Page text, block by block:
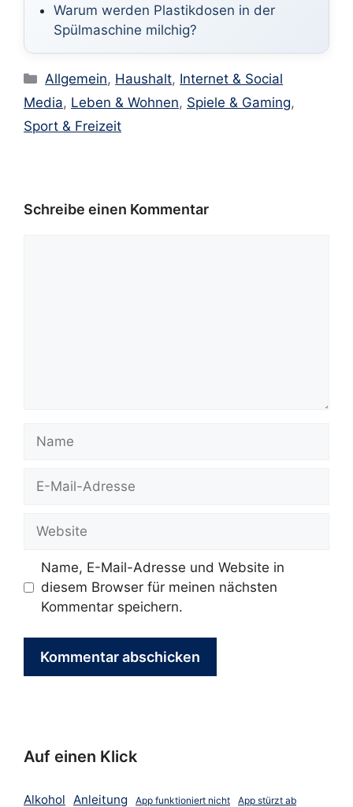
Warum werden Plastikdosen in der
Spülmaschine milchig?
Kategorien
Allgemein, Haushalt, Internet & Social
Media, Leben & Wohnen, Spiele & Gaming,
Sport & Freizeit
Schreibe einen Kommentar
Name
Website
Name, E-Mail-Adresse und Website in
diesem Browser für meinen nächsten
Kommentar speichern.
Auf einen Klick
Alkohol Anleitung App funktioniert nicht
App stürzt ab